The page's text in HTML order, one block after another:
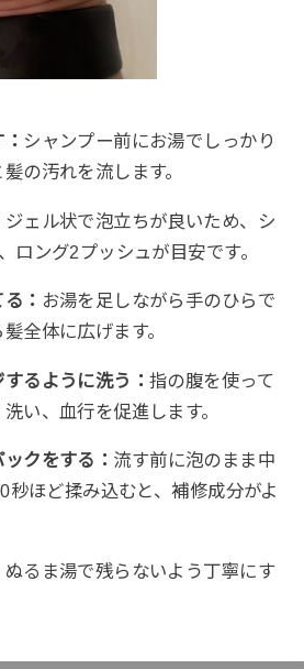
シャンプー前にお湯でしっかり
の汚れを流します。
ジェル状で泡立ちが良いため、シ
ロング2プッシュが目安です。
： お湯を足しながら手のひらで
全体に広げます。
るように洗う：指の腹を使って
い、血行を促進します。
ックをする： 流す前に泡のまま中
秒ほど揉み込むと、補修成分がよ
ぬるま湯で残らないよう丁寧にす